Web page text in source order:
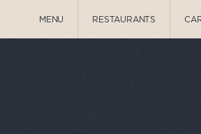
MENU RESTAURANTS